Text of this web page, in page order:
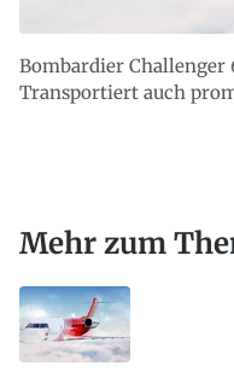
Bombardier Challenger
Transportiert auch
Mehr zum